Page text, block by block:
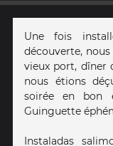
Une fois
découverte,
vieux port, dîner
nous étions
soirée en bon
Guinguette
Instaladas